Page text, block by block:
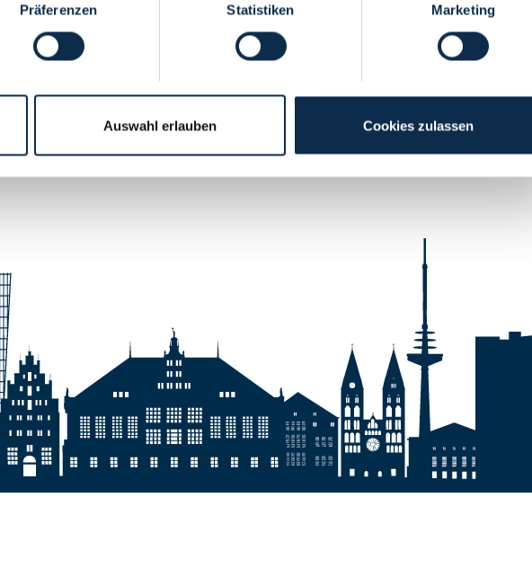
Präferenzen Statistiken Marketing
Auswahl erlauben Cookies zulassen